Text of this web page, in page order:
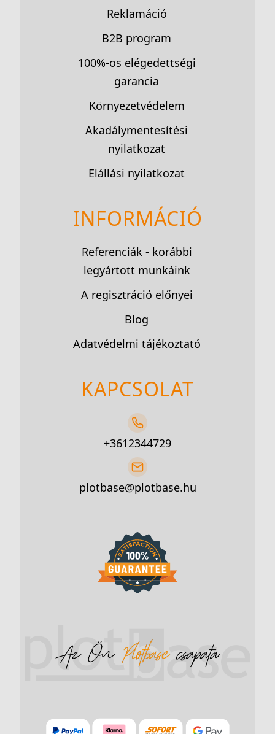
Reklamáció
B2B program
100%-os elégedettségi
garancia
Környezetvédelem
Akadálymentesítési
nyilatkozat
Elállási nyilatkozat
INFORMÁCIÓ
Referenciák - korábbi
legyártott munkáink
A regisztráció előnyei
Blog
Adatvédelmi tájékoztató
KAPCSOLAT
+3612344729
plotbase@plotbase.hu